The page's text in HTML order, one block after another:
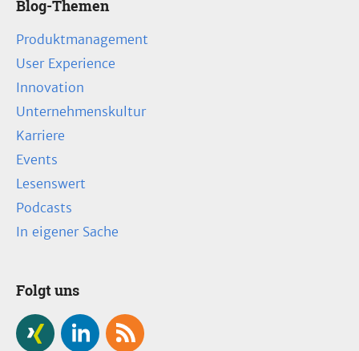
Blog-Themen
Produktmanagement
User Experience
Innovation
Unternehmenskultur
Karriere
Events
Lesenswert
Podcasts
In eigener Sache
Folgt uns